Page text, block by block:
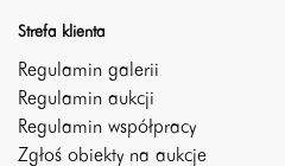
Strefa klienta
Regulamin galerii
Regulamin aukcji
Regulamin współpracy
Zgłoś obiekty na aukcje